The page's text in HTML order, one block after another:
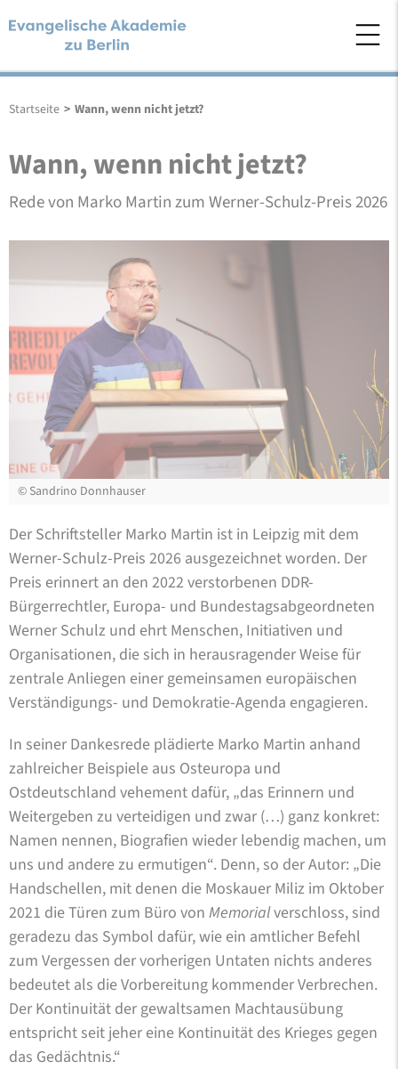
Startseite > Wann, wenn nicht jetzt?
Wann, wenn nicht jetzt?
Rede von Marko Martin zum Werner-Schulz-Preis 2026
© Sandrino Donnhauser
Der Schriftsteller Marko Martin ist in Leipzig mit dem
Werner-Schulz-Preis 2026 ausgezeichnet worden. Der
Preis erinnert an den 2022 verstorbenen DDR-
Bürgerrechtler, Europa- und Bundestagsabgeordneten
Werner Schulz und ehrt Menschen, Initiativen und
Organisationen, die sich in herausragender Weise für
zentrale Anliegen einer gemeinsamen europäischen
Verständigungs- und Demokratie-Agenda engagieren.
In seiner Dankesrede plädierte Marko Martin anhand
zahlreicher Beispiele aus Osteuropa und
Ostdeutschland vehement dafür, „das Erinnern und
Weitergeben zu verteidigen und zwar (…) ganz konkret:
Namen nennen, Biografien wieder lebendig machen, um
uns und andere zu ermutigen“. Denn, so der Autor: „Die
Handschellen, mit denen die Moskauer Miliz im Oktober
2021 die Türen zum Büro von Memorialverschloss, sind
geradezu das Symbol dafür, wie ein amtlicher Befehl
zum Vergessen der vorherigen Untaten nichts anderes
bedeutet als die Vorbereitung kommender Verbrechen.
Der Kontinuität der gewaltsamen Machtausübung
entspricht seit jeher eine Kontinuität des Krieges gegen
das Gedächtnis.“